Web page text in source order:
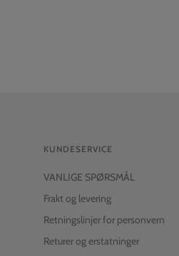
KUNDESERVICE
VANLIGE SPØRSMÅL
Frakt og levering
Retningslinjer for personvern
Returer og erstatninger